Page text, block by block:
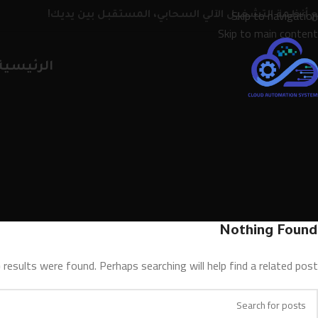
Skip to navigation
Skip to main content
أنظمة التشغيل الآلي السحابي، المستقبل بين يديك!
Nothing Found
were found. Perhaps searching will help find a related post.